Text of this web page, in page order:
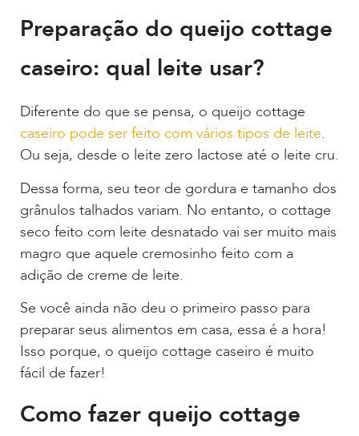
Preparação do queijo cottage
caseiro: qual leite usar?
Diferente do que se pensa, o queijo cottage
caseiro pode ser feito com vários tipos de leite.
Ou seja, desde o leite zero lactose até o leite cru.
Dessa forma, seu teor de gordura e tamanho dos
grânulos talhados variam. No entanto, o cottage
seco feito com leite desnatado vai ser muito mais
magro que aquele cremosinho feito com a
adição de creme de leite.
Se você ainda não deu o primeiro passo para
preparar seus alimentos em casa, essa é a hora!
Isso porque, o queijo cottage caseiro é muito
fácil de fazer!
Como fazer queijo cottage